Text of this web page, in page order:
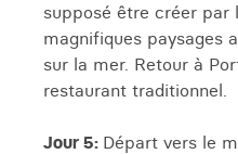
supposé être créer par
magnifiques paysages
sur la mer. Retour à
restaurant traditionnel.
Jour 5: Départ vers le